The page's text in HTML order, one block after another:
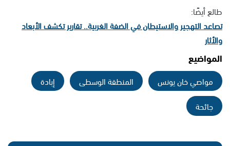
طالع أيضًا:
تصاعد التهجير والاستيطان في الضفة الغربية.. تقارير تكشف الأبعاد
والأثار
المواضيع
مواصي خان يونس المنطقة الوسطى
إبادة
جائحة